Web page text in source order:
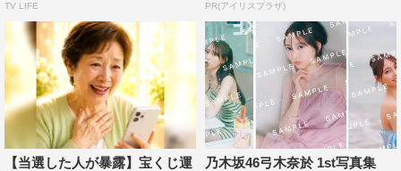
●東京都・SHIBUYA TSUTAYA
7月23日（火）～8月5日（月）
展示テーマ「オトナ天使」
●愛知県・星野書店 近鉄パッセ店
7月23日（火）～8月12日（月）
展示テーマ「天使に見つめられて」
TV LIFE PR(アイリスプラザ)
【当選した人が暴露】宝くじ運
乃木坂46弓木奈於 1st写真集